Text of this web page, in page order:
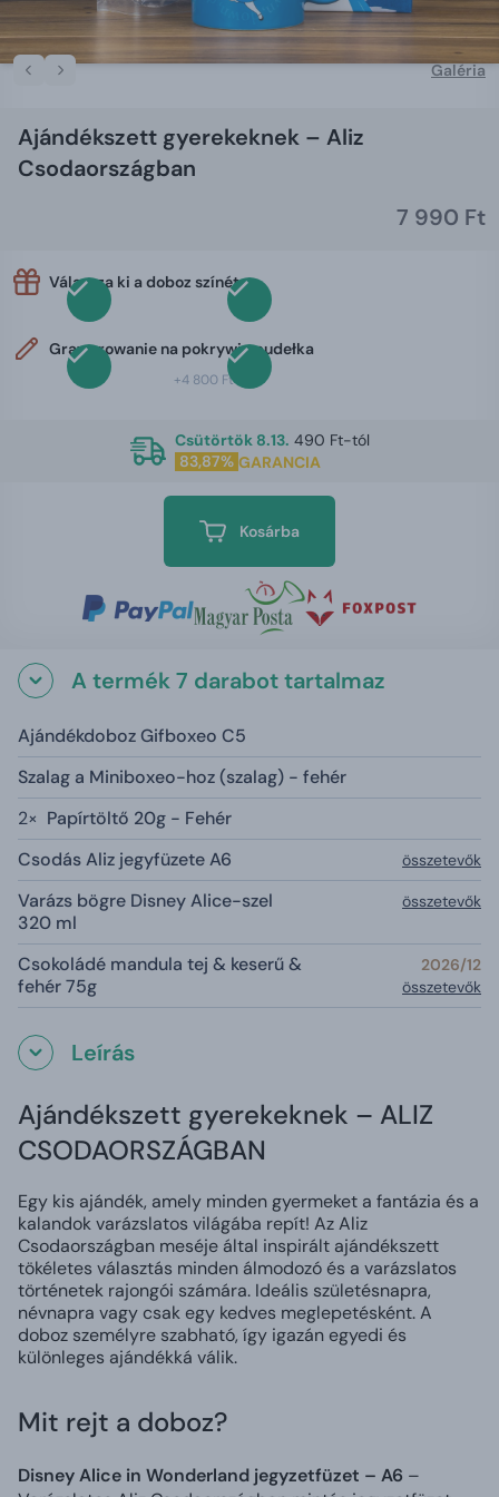
Galéria
Ajándékszett gyerekeknek – Aliz
Csodaországban
7 990 Ft
Válassza ki a doboz színét
Grawerowanie na pokrywie pudełka
+4 800 Ft
Csütörtök 8.13. 490 Ft-tól
83,87% GARANCIA
Kosárba
A termék 7 darabot tartalmaz
Ajándékdoboz Gifboxeo C5
Szalag a Miniboxeo-hoz (szalag) - fehér
2× Papírtöltő 20g - Fehér
Csodás Aliz jegyfüzete A6
összetevők
Varázs bögre Disney Alice-szel
320 ml
összetevők
Csokoládé mandula tej & keserű &
fehér 75g
2026/12
összetevők
Leírás
Ajándékszett gyerekeknek – ALIZ
CSODAORSZÁGBAN
Egy kis ajándék, amely minden gyermeket a fantázia és a
kalandok varázslatos világába repít! Az Aliz
Csodaországban meséje által inspirált ajándékszett
tökéletes választás minden álmodozó és a varázslatos
történetek rajongói számára. Ideális születésnapra,
névnapra vagy csak egy kedves meglepetésként. A
doboz személyre szabható, így igazán egyedi és
különleges ajándékká válik.
Mit rejt a doboz?
Disney Alice in Wonderland jegyzetfüzet – A6 –